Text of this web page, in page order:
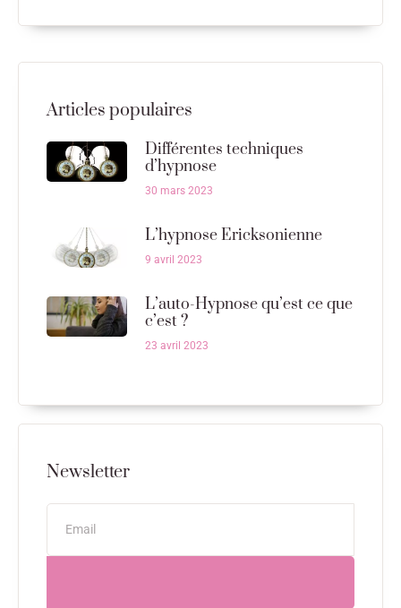
Articles populaires
Différentes techniques
d’hypnose
30 mars 2023
L’hypnose Ericksonienne
9 avril 2023
L’auto-Hypnose qu’est ce que
c’est ?
23 avril 2023
Newsletter